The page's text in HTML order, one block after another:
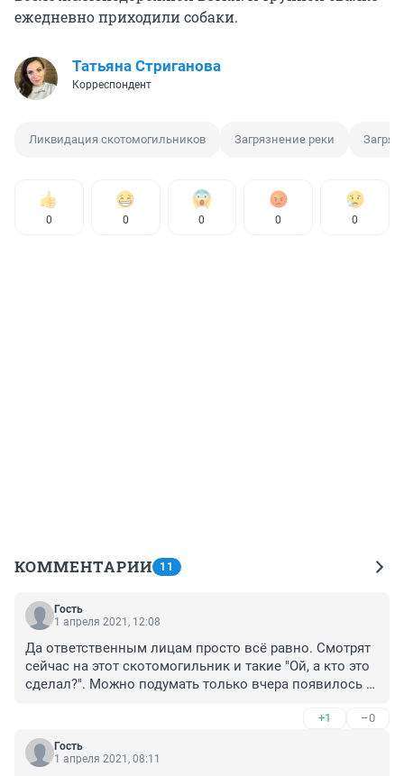
ежедневно приходили собаки.
Татьяна Стриганова
Корреспондент
Ликвидация скотомогильников Загрязнение реки
0 0 0 0 0
КОММЕНТАРИИ 11
Гость
1 апреля 2021, 12:08
Да ответственным лицам просто всё равно. Смотрят
сейчас на этот скотомогильник и такие "Ой, а кто это
сделал?". Можно подумать только вчера появилось и
несанкционированных свалок, останки крупного
рогатого скота, трупы собак и министерству экологии
+1 –0
Гость
1 апреля 2021, 08:11